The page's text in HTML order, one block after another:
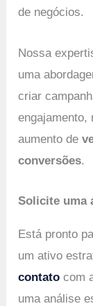
de negócios.
Nossa
uma
criar
engajamento,
aumento de
conversões.
Solicite uma
Está pronto
um ativo
contato com
uma análise